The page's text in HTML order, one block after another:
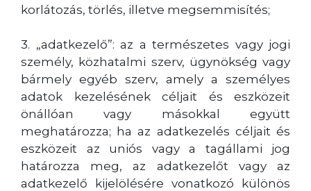
korlátozás, törlés, illetve megsemmisítés;
3. „adatkezelő”: az a természetes vagy jogi
személy, közhatalmi szerv, ügynökség vagy
bármely egyéb szerv, amely a személyes
adatok kezelésének céljait és eszközeit
önállóan vagy másokkal együtt
meghatározza; ha az adatkezelés céljait és
eszközeit az uniós vagy a tagállami jog
határozza meg, az adatkezelőt vagy az
adatkezelő kijelölésére vonatkozó különös